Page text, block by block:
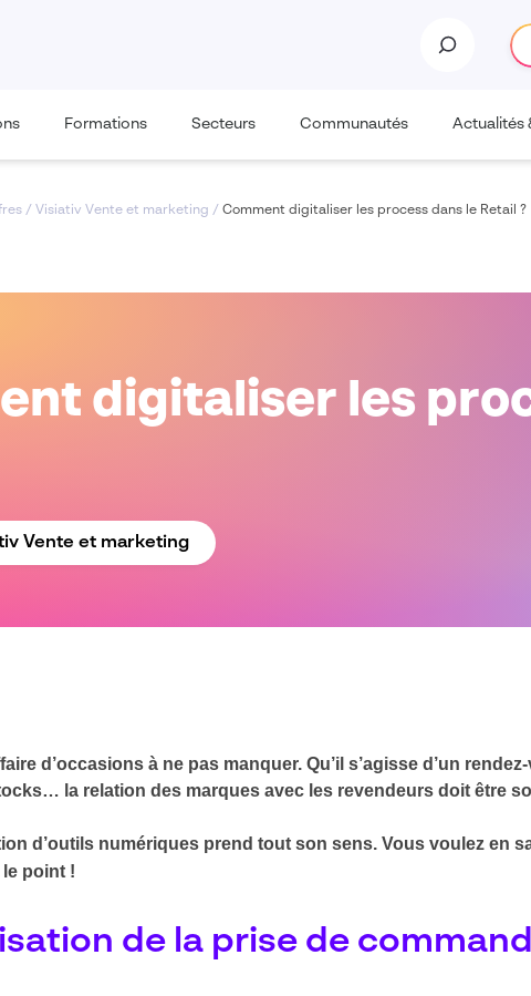
Formations Secteurs Communautés Actualités
/ Visiativ Vente et marketing / Comment digitaliser les process dans le Retail ?
digitaliser les
Vente et marketing
d’occasions à ne pas manquer. Qu’il s’agisse d’un
la relation des marques avec les revendeurs doit être
d’outils numériques prend tout son sens. Vous voulez en
le point !
de la prise de